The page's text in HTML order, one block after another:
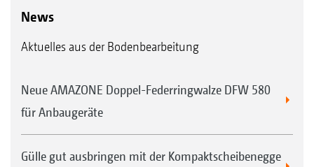
News
Aktuelles aus der Bodenbearbeitung
Neue AMAZONE Doppel-Federringwalze DFW 580
für Anbaugeräte
Gülle gut ausbringen mit der Kompaktscheibenegge